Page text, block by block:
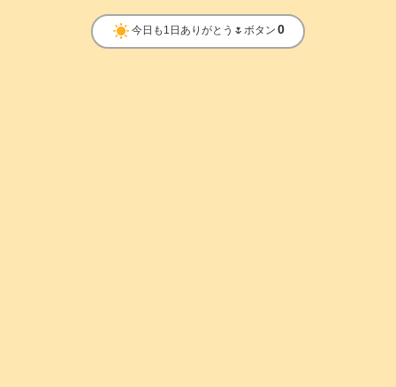
clear_day 今日も1日ありがとう🌷ボタン 0